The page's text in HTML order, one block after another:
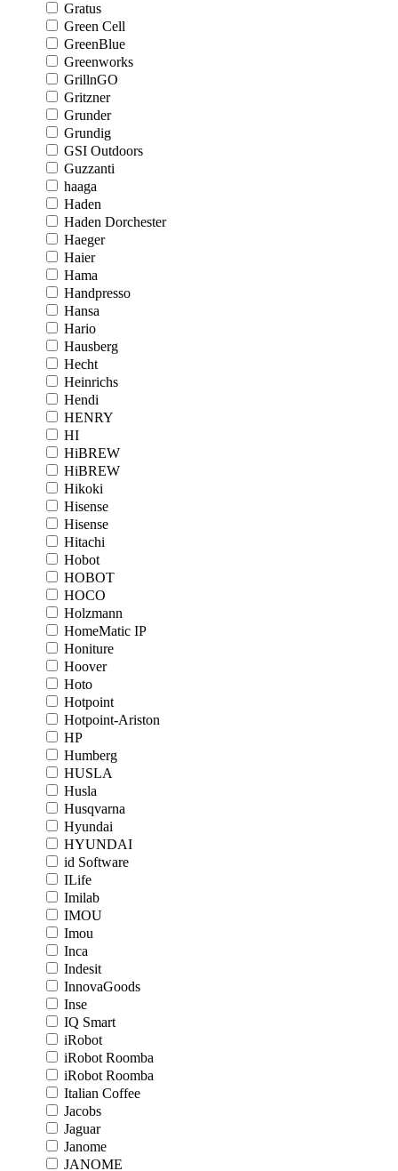
Gratus
Green Cell
GreenBlue
Greenworks
GrillnGO
Gritzner
Grunder
Grundig
GSI Outdoors
Guzzanti
haaga
Haden
Haden Dorchester
Haeger
Haier
Hama
Handpresso
Hansa
Hario
Hausberg
Hecht
Heinrichs
Hendi
HENRY
HI
HiBREW
HiBREW
Hikoki
Hisense
Hisense
Hitachi
Hobot
HOBOT
HOCO
Holzmann
HomeMatic IP
Honiture
Hoover
Hoto
Hotpoint
Hotpoint-Ariston
HP
Humberg
HUSLA
Husla
Husqvarna
Hyundai
HYUNDAI
id Software
ILife
Imilab
IMOU
Imou
Inca
Indesit
InnovaGoods
Inse
IQ Smart
iRobot
iRobot Roomba
iRobot Roomba
Italian Coffee
Jacobs
Jaguar
Janome
JANOME